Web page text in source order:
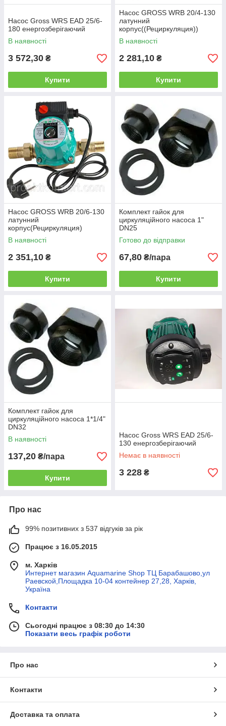
Насос Gross WRS EAD 25/6-
180 енергозберігаючий
В наявності
3 572,30 ₴
Купити
Насос GROSS WRВ 20/4-130
латунний
корпус((Рециркуляция))
В наявності
2 281,10 ₴
Купити
Насос GROSS WRВ 20/6-130
латунний
корпус(Рециркуляция)
В наявності
2 351,10 ₴
Купити
Комплект гайок для
циркуляційного насоса 1"
DN25
Готово до відправки
67,80 ₴/пара
Купити
Комплект гайок для
циркуляційного насоса 1*1/4"
DN32
В наявності
137,20 ₴/пара
Купити
Насос Gross WRS EAD 25/6-
130 енергозберігаючий
Немає в наявності
3 228 ₴
Про нас
99% позитивних з 537 відгуків за рік
Працює з 16.05.2015
м. Харків
Интернет магазин Aquamarine Shop ТЦ Барабашово,ул
Раевской,Площадка 10-04 контейнер 27,28, Харків,
Україна
Контакти
Сьогодні працює з 08:30 до 14:30
Показати весь графік роботи
Про нас
Контакти
Доставка та оплата